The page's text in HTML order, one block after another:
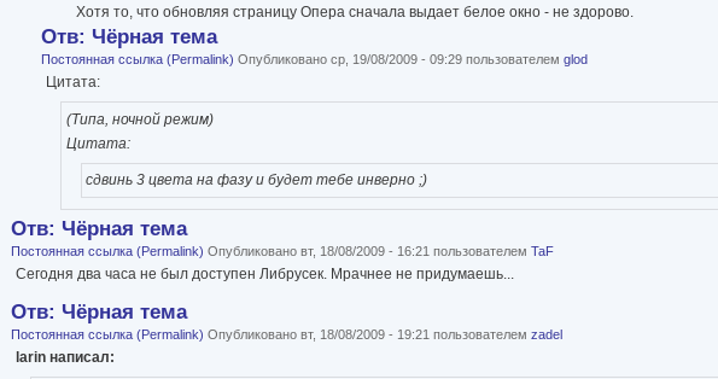
Хотя то, что обновляя страницу Опера сначала выдает белое окно - не здорово.
Отв: Чёрная тема
Постоянная ссылка (Permalink) Опубликовано ср, 19/08/2009 - 09:29 пользователем glod
Цитата:
(Типа, ночной режим)
Цитата:
сдвинь 3 цвета на фазу и будет тебе инверно ;)
Отв: Чёрная тема
Постоянная ссылка (Permalink) Опубликовано вт, 18/08/2009 - 16:21 пользователем TaF
Сегодня два часа не был доступен Либрусек. Мрачнее не придумаешь...
Отв: Чёрная тема
Постоянная ссылка (Permalink) Опубликовано вт, 18/08/2009 - 19:21 пользователем zadel
larin написал: